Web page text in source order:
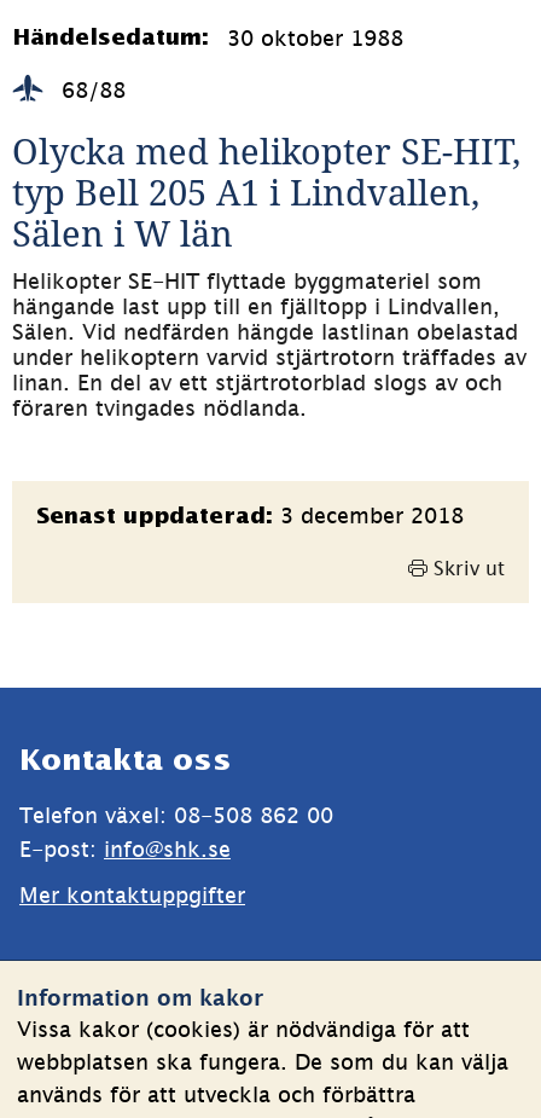
Information om kakor
Vissa kakor (cookies) är nödvändiga för att
webbplatsen ska fungera. De som du kan välja
används för att utveckla och förbättra
Händelsedatum: 30 oktober 1988
68/88
Olycka med helikopter SE-HIT,
typ Bell 205 A1 i Lindvallen,
Sälen i W län
Helikopter SE-HIT flyttade byggmateriel som
hängande last upp till en fjälltopp i Lindvallen,
Sälen. Vid nedfärden hängde lastlinan obelastad
under helikoptern varvid stjärtrotorn träffades av
linan. En del av ett stjärtrotorblad slogs av och
föraren tvingades nödlanda.
Sidinformation
Senast uppdaterad: 3 december 2018
Skriv ut
Kontakta oss
Telefon växel: 08-508 862 00
E-post: info@shk.se
Mer kontaktuppgifter
Om kakor
Behandling av personuppgifter
Tillgänglighetsredogörelse